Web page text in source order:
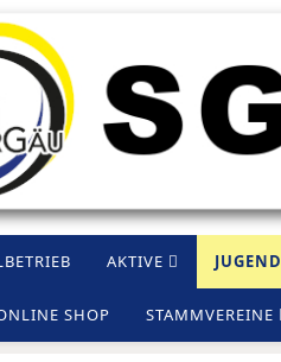
AKTIVE JUGEND
SHOP STAMMVEREINE